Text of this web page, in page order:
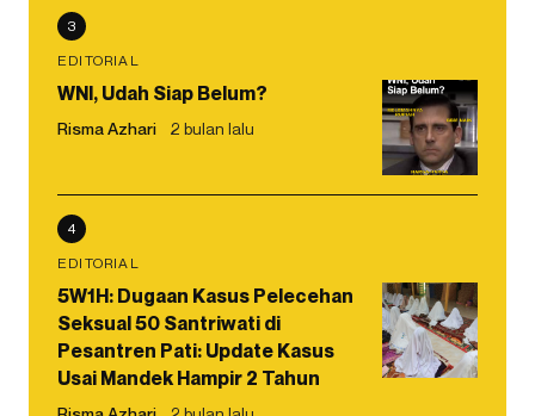
3
EDITORIAL
WNI, Udah Siap Belum?
Risma Azhari 2 bulan lalu
4
EDITORIAL
5W1H: Dugaan Kasus Pelecehan
Seksual 50 Santriwati di
Pesantren Pati: Update Kasus
Usai Mandek Hampir 2 Tahun